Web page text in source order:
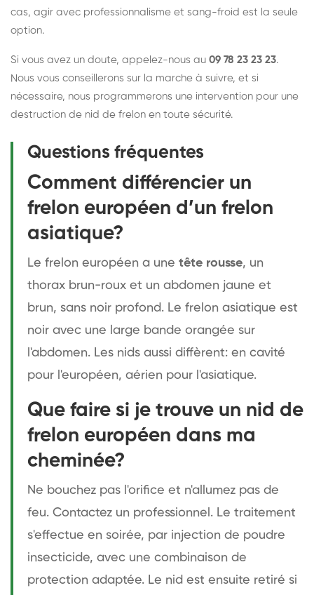
cas, agir avec professionnalisme et sang-froid est la seule
option.
Si vous avez un doute, appelez-nous au 09 78 23 23 23.
Nous vous conseillerons sur la marche à suivre, et si
nécessaire, nous programmerons une intervention pour une
destruction de nid de frelon en toute sécurité.
Questions fréquentes
Comment différencier un
frelon européen d’un frelon
asiatique?
Le frelon européen a une tête rousse, un
thorax brun-roux et un abdomen jaune et
brun, sans noir profond. Le frelon asiatique est
noir avec une large bande orangée sur
l'abdomen. Les nids aussi diffèrent: en cavité
pour l'européen, aérien pour l'asiatique.
Que faire si je trouve un nid de
frelon européen dans ma
cheminée?
Ne bouchez pas l'orifice et n'allumez pas de
feu. Contactez un professionnel. Le traitement
s'effectue en soirée, par injection de poudre
insecticide, avec une combinaison de
protection adaptée. Le nid est ensuite retiré si